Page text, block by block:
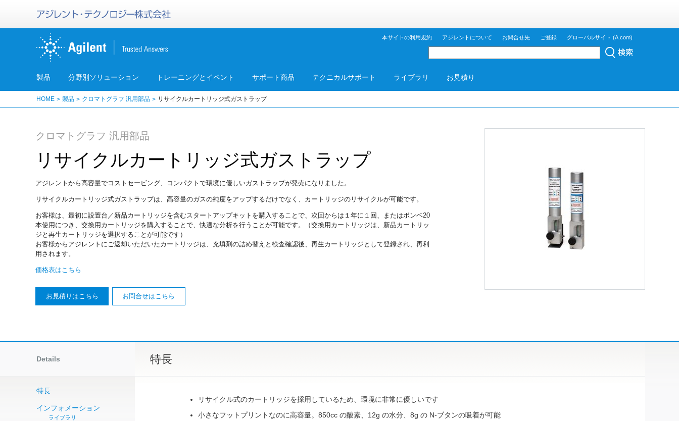
本サイトの利用規約 アジレントについて お問合せ先 ご登録 グローバルサイト (A.com)
製品 分野別ソリューション トレーニングとイベント サポート商品 テクニカルサポート ライブラリ お見積り
HOME 製品 クロマトグラフ 汎用部品 リサイクルカートリッジ式ガストラップ
クロマトグラフ 汎用部品
リサイクルカートリッジ式ガストラップ
アジレントから高容量でコストセービング、コンパクトで環境に優しいガストラップが発売になりました。
リサイクルカートリッジ式ガストラップは、高容量のガスの純度をアップするだけでなく、カートリッジのリサイクルが可能です。
お客様は、最初に設置台／新品カートリッジを含むスタートアップキットを購入することで、次回からは１年に１回、またはボンベ20
本使用につき、交換用カートリッジを購入することで、快適な分析を行うことが可能です。（交換用カートリッジは、新品カートリッ
ジと再生カートリッジを選択することが可能です）
お客様からアジレントにご返却いただいたカートリッジは、充填剤の詰め替えと検査確認後、再生カートリッジとして登録され、再利
用されます。
価格表はこちら
お見積りはこちら お問合せはこちら
Details
特長
インフォメーション
ライブラリ
特長
リサイクル式のカートリッジを採用しているため、環境に非常に優しいです
小さなフットプリントなのに高容量。850cc の酸素、12g の水分、8g の N-ブタンの吸着が可能